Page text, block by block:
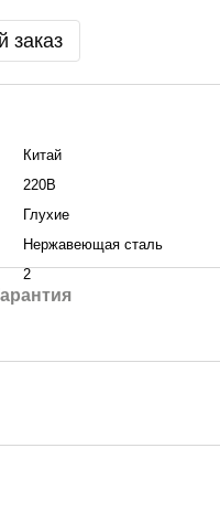
заказ
Китай
220В
Глухие
Нержавеющая сталь
2